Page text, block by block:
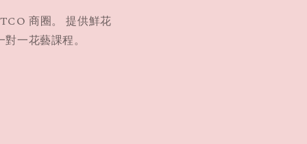
商圈。 提供鮮花
一花藝課程。